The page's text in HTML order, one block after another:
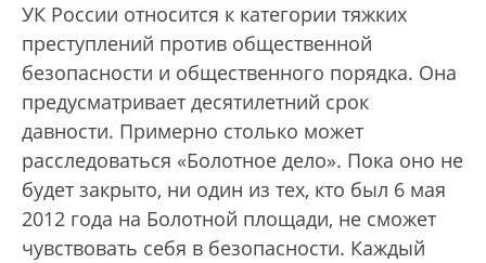
УК России относится к категории тяжких
преступлений против общественной
безопасности и общественного порядка. Она
предусматривает десятилетний срок
давности. Примерно столько может
расследоваться «Болотное дело». Пока оно не
будет закрыто, ни один из тех, кто был 6 мая
2012 года на Болотной площади, не сможет
чувствовать себя в безопасности. Каждый